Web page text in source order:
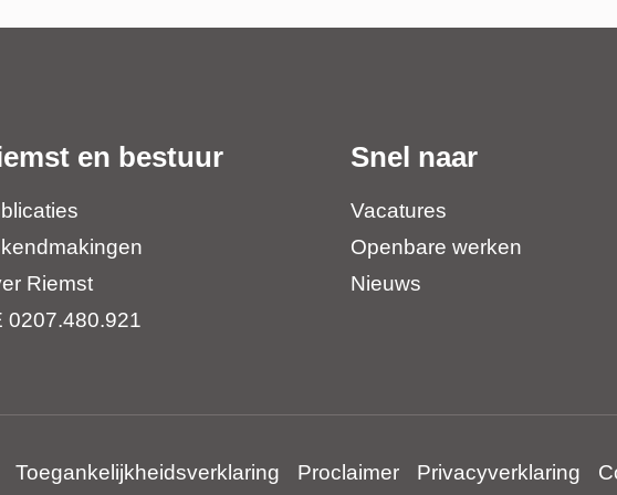
en bestuur
Riemst
0207.480.921
Snel naar
Vacatures
Openbare werken
Nieuws
Toegankelijkheidsverklaring Proclaimer Privacyverklaring